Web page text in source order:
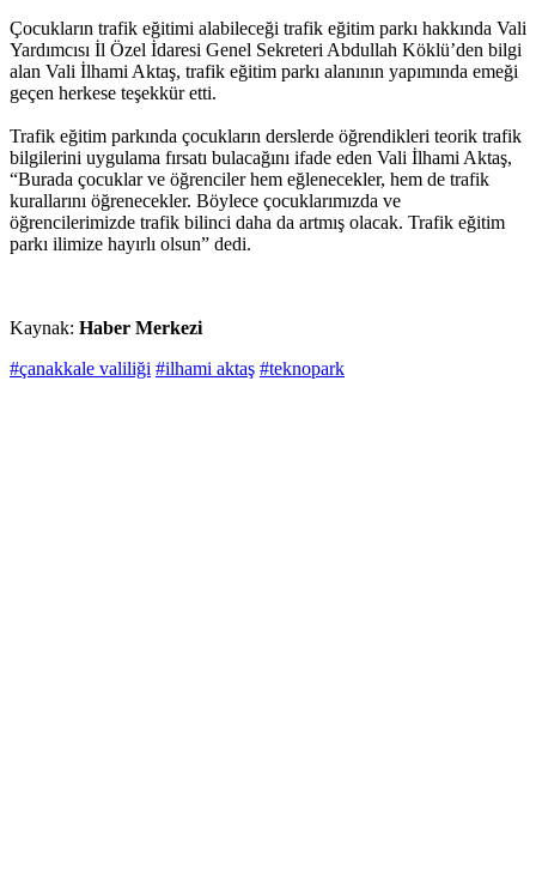
Çocukların trafik eğitimi alabileceği trafik eğitim parkı hakkında Vali
Yardımcısı İl Özel İdaresi Genel Sekreteri Abdullah Köklü’den bilgi
alan Vali İlhami Aktaş, trafik eğitim parkı alanının yapımında emeği
geçen herkese teşekkür etti.
Trafik eğitim parkında çocukların derslerde öğrendikleri teorik trafik
bilgilerini uygulama fırsatı bulacağını ifade eden Vali İlhami Aktaş,
“Burada çocuklar ve öğrenciler hem eğlenecekler, hem de trafik
kurallarını öğrenecekler. Böylece çocuklarımızda ve
öğrencilerimizde trafik bilinci daha da artmış olacak. Trafik eğitim
parkı ilimize hayırlı olsun” dedi.
Kaynak: Haber Merkezi
#çanakkale valiliği #ilhami aktaş #teknopark